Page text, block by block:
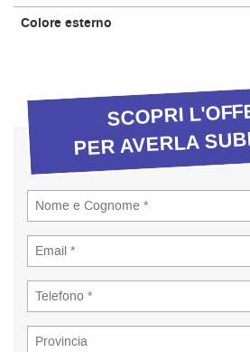
Colore esterno
SCOPRI
PER AVERLA
tracciamento
policy.
Puoi
rivedere
tue
scelte
qualsiasi
momento.